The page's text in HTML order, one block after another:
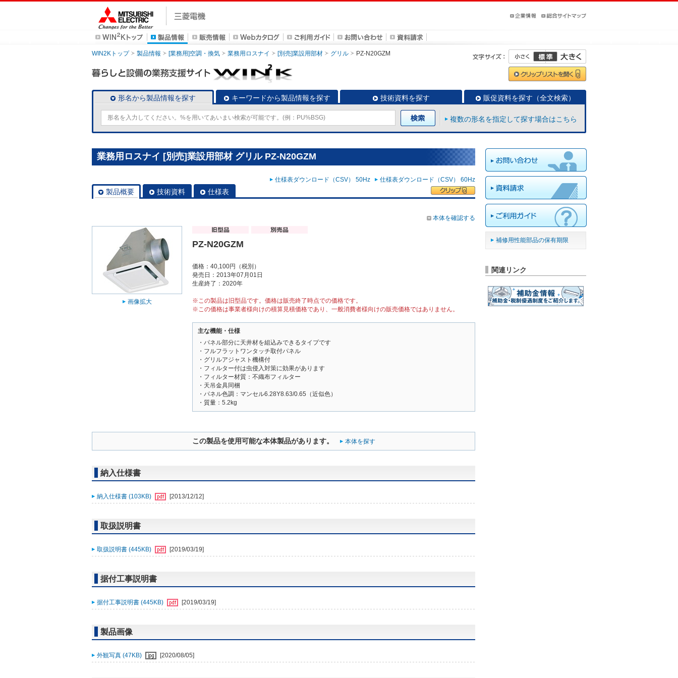
WIN2Kトップ 製品情報 [業務用]空調・換気 業務用ロスナイ [別売]業設用部材 グリル PZ-N20GZM
形名から製品情報を探す キーワードから製品情報を探す 技術資料を探す 販促資料を探す（全文検索）
複数の形名を指定して探す場合はこちら
業務用ロスナイ [別売]業設用部材 グリル PZ-N20GZM
仕様表ダウンロード（CSV） 50Hz 仕様表ダウンロード（CSV） 60Hz
製品概要 技術資料 仕様表
本体を確認する
画像拡大
PZ-N20GZM
価格：40,100円（税別）
発売日：2013年07月01日
生産終了：2020年
※この製品は旧型品です。価格は販売終了時点での価格です。
※この価格は事業者様向けの積算見積価格であり、一般消費者様向けの販売価格ではありません。
主な機能・仕様
・パネル部分に天井材を組込みできるタイプです
・フルフラットワンタッチ取付パネル
・グリルアジャスト機構付
・フィルター付は虫侵入対策に効果があります
・フィルター材質：不織布フィルター
・天吊金具同梱
・パネル色調：マンセル6.28Y8.63/0.65（近似色）
・質量：5.2kg
この製品を使用可能な本体製品があります。 本体を探す
納入仕様書
納入仕様書 (103KB) [2013/12/12]
取扱説明書
取扱説明書 (445KB) [2019/03/19]
据付工事説明書
据付工事説明書 (445KB) [2019/03/19]
製品画像
外観写真 (47KB) [2020/08/05]
補修用性能部品の保有期限
関連リンク